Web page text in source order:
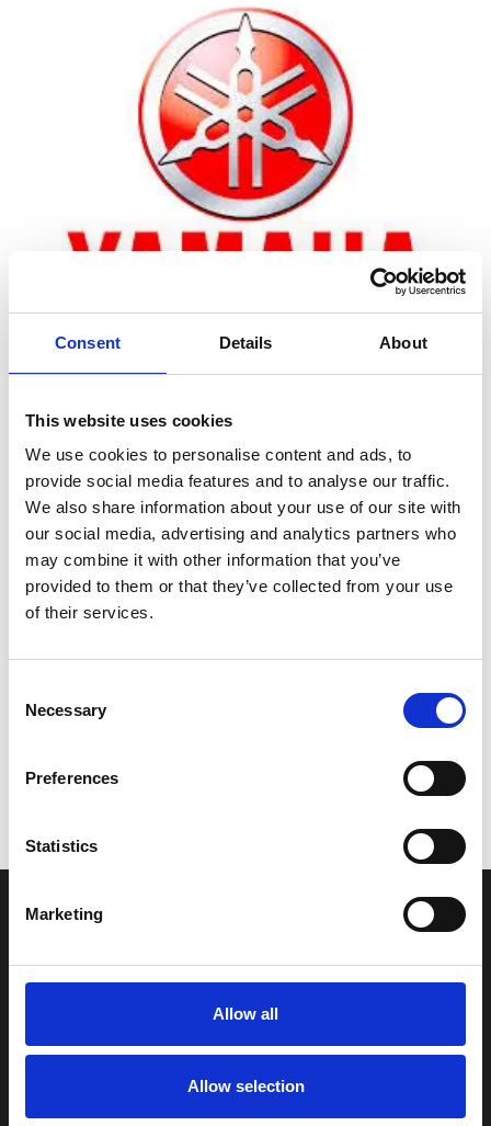
Consent Details About
This website uses cookies
We use cookies to personalise content and ads, to
provide social media features and to analyse our traffic.
We also share information about your use of our site with
our social media, advertising and analytics partners who
may combine it with other information that you’ve
provided to them or that they’ve collected from your use
of their services.
Selection
Necessary
Preferences
Statistics
Marketing
Allow all
Allow selection
Zoom
På lager – levering i morgen (bestil inden 14:00)
Model/varenr.: 902010881800
44,63 DKK
Vi oplever i øjeblikket store og hyppige prisændringer i markedet.
leveres, eller hvor prisen afviger fra det viste. Vi kontakter dig
naturligvis, hvis dette er tilfældet.
INFORMATIONER